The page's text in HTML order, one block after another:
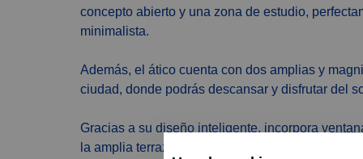
concepto abierto y una zona de estudio,
minimalista.
Además, el ático cuenta con dos amplias y
ciudad, donde podrás descansar y disfrutar del
Gracias a su diseño inteligente, incorpora
la amplia terraza, aprovechando la luz natural y